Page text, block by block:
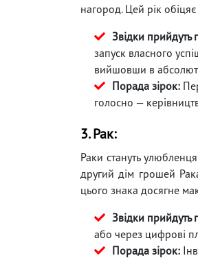
нагород. Цей рік
Звідки прийдуть
запуск власного
вийшовши в
Порада зірок:
голосно —
3. Рак:
Раки стануть
другий дім грошей
цього знака досягне
Звідки прийдуть
або через цифрові
Порада зірок: